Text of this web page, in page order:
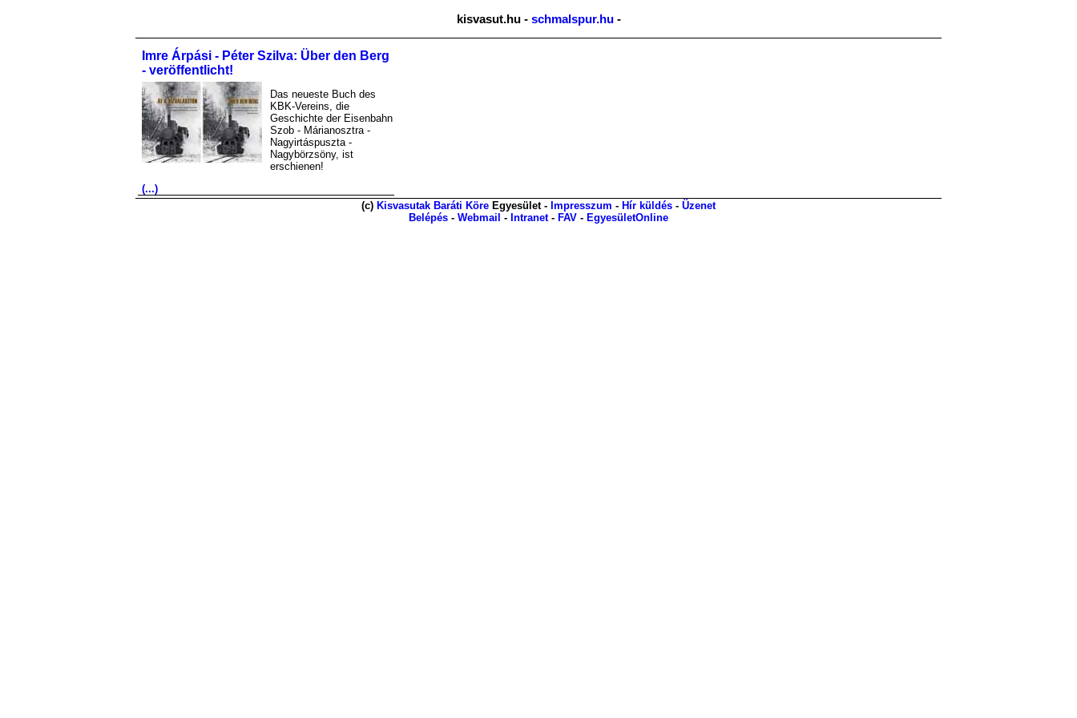
kisvasut.hu - schmalspur.hu-
Imre Árpási - Péter Szilva: Über den Berg
- veröffentlicht!
Das neueste Buch des
KBK-Vereins, die
Geschichte der Eisenbahn
Szob - Márianosztra -
Nagyirtáspuszta -
Nagybörzsöny, ist
erschienen!
(...)
(c) Kisvasutak Baráti Köre Egyesület - Impresszum - Hír küldés - Üzenet
Belépés - Webmail - Intranet- FAV - EgyesületOnline